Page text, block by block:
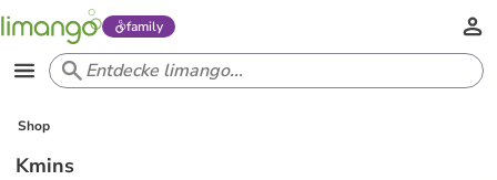
family
Shop
Kmins